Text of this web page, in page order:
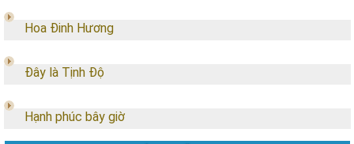
Hoa Đinh Hương
Đây là Tịnh Độ
Hạnh phúc bây giờ